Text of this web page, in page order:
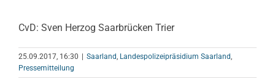
CvD: Sven Herzog Saarbrücken Trier
25.09.2017, 16:30 Saarland, Landespolizeipräsidium Saarland,
Pressemitteilung